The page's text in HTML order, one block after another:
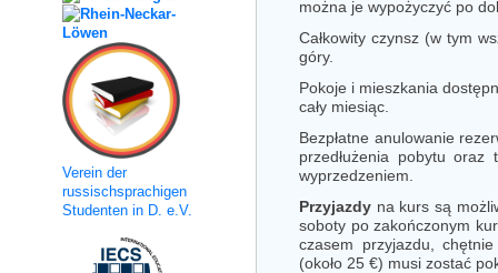
Verein der
russischsprachigen
Studenten in D. e.V.
można je wypożyczyć po
Całkowity czynsz (w tym
góry.
Pokoje i mieszkania
cały miesiąc.
Bezpłatne anulowanie
przedłużenia pobytu
wyprzedzeniem.
Przyjazdy na kurs są
soboty po zakończonym
czasem przyjazdu,
(około 25 €) musi zostać